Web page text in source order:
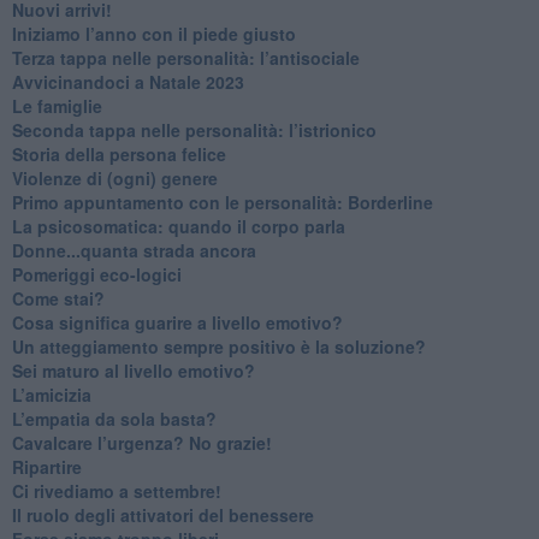
​Nuovi arrivi!
​Iniziamo l’anno con il piede giusto
​Terza tappa nelle personalità: l’antisociale
​Avvicinandoci a Natale 2023
Le famiglie
Seconda tappa nelle personalità: l’istrionico
​Storia della persona felice
Violenze di (ogni) genere
​Primo appuntamento con le personalità: Borderline
La psicosomatica: quando il corpo parla
Donne...quanta strada ancora
​Pomeriggi eco-logici
​Come stai?
Cosa significa guarire a livello emotivo?
​Un atteggiamento sempre positivo è la soluzione?
​Sei maturo al livello emotivo?
​L’amicizia
​L’empatia da sola basta?
​Cavalcare l’urgenza? No grazie!
Ripartire
​Ci rivediamo a settembre!
​Il ruolo degli attivatori del benessere